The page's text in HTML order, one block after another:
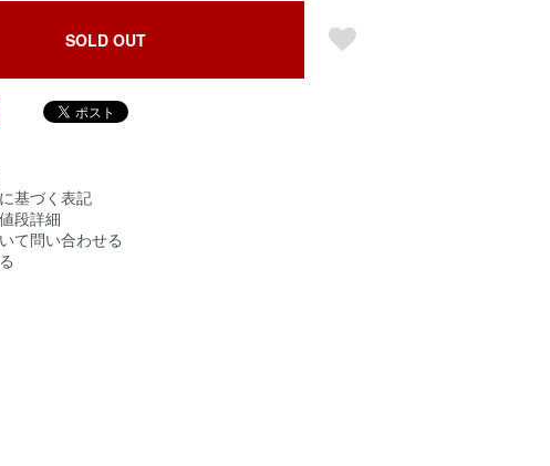
SOLD OUT
基づく表記
段詳細
て問い合わせる